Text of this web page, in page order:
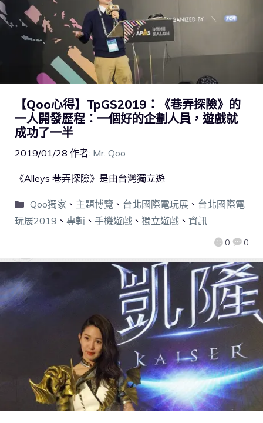
【Qoo心得】TpGS2019：《巷弄探險》的
一人開發歷程：一個好的企劃人員，遊戲就
成功了一半
2019/01/28 作者: Mr. Qoo
0 0
《Alleys 巷弄探險》是由台灣獨立遊
Qoo獨家 、 主題博覽 、 台北國際電玩展、 台北國際電
玩展2019 、 專輯 、 手機遊戲 、 獨立遊戲 、 資訊